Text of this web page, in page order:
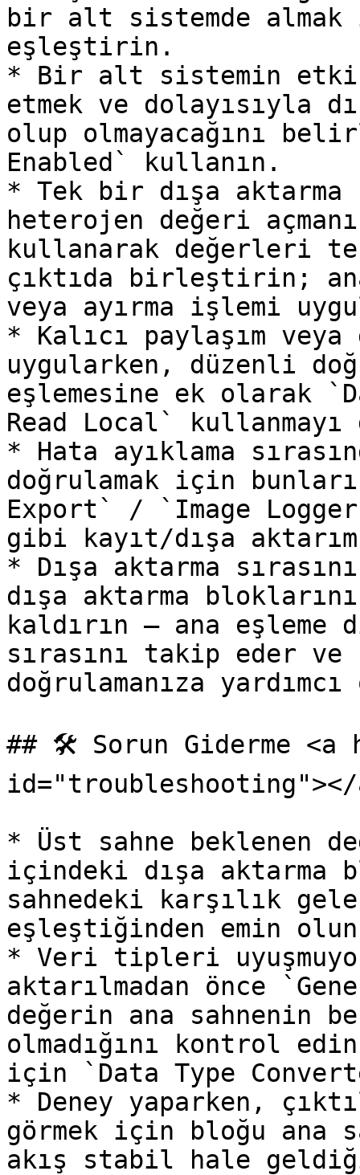
bir alt sistemde
eşleştirin.
* Bir alt sistemin etkin
etmek ve dolayısıyla
olup olmayacağını
Enabled` kullanın.
* Tek bir dışa aktarma
heterojen değeri
kullanarak değerleri
çıktıda birleştirin; ana
veya ayırma işlemi
* Kalıcı paylaşım
uygularken, düzenli
eşlemesine ek olarak
Read Local` kullanmayı
* Hata ayıklama
doğrulamak için
Export` / `Image
gibi kayıt/dışa
* Dışa aktarma
dışa aktarma
kaldırın — ana eşleme
sırasını takip eder ve
doğrulamanıza
## 🛠️ Sorun Giderme
id="troubleshooting"></
* Üst sahne beklenen
içindeki dışa aktarma
sahnedeki karşılık
eşleştiğinden emin
* Veri tipleri
aktarılmadan önce
değerin ana sahnenin
olmadığını kontrol
için `Data Type
* Deney yaparken,
görmek için bloğu
akış stabil hale